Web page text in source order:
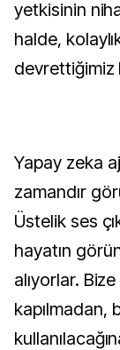
yetkisinin
halde,
devrettiğimiz
Yapay zeka
zamandır
Üstelik ses
hayatın
alıyorlar.
kapılmadan,